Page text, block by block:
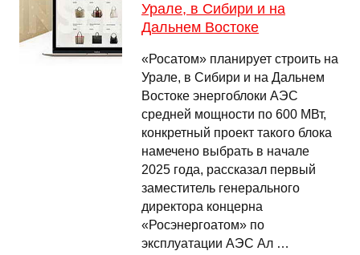
Урале, в Сибири и на
Дальнем Востоке
«Росатом» планирует строить на
Урале, в Сибири и на Дальнем
Востоке энергоблоки АЭС
средней мощности по 600 МВт,
конкретный проект такого блока
намечено выбрать в начале
2025 года, рассказал первый
заместитель генерального
директора концерна
«Росэнергоатом» по
эксплуатации АЭС Ал …